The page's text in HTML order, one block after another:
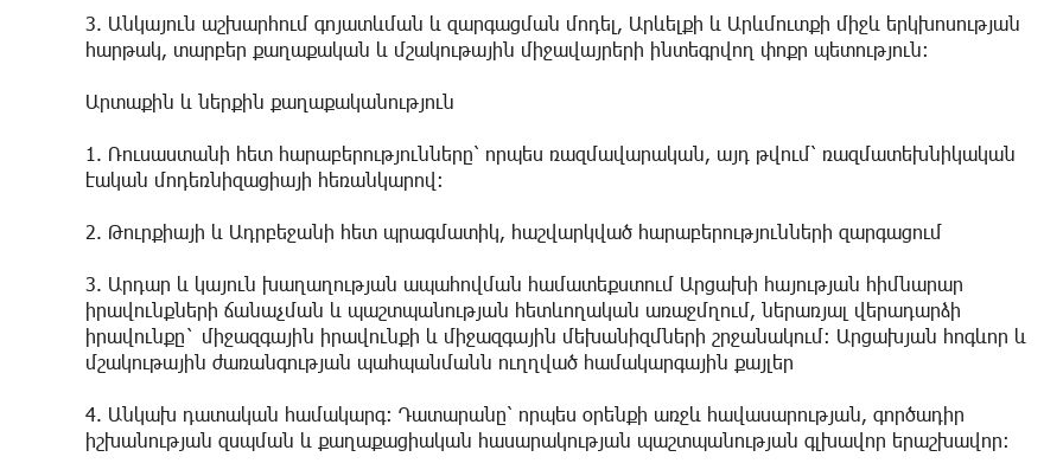
3. Անկայուն աշխարհում գոյատևման և զարգացման մոդել, Արևելքի և Արևմուտքի միջև երկխոսության
հարթակ, տարբեր քաղաքական և մշակութային միջավայրերի ինտեգրվող փոքր պետություն։
Արտաքին և ներքին քաղաքականություն
1. Ռուսաստանի հետ հարաբերությունները՝ որպես ռազմավարական, այդ թվում՝ ռազմատեխնիկական
էական մոդեռնիզացիայի հեռանկարով։
2. Թուրքիայի և Ադրբեջանի հետ պրագմատիկ, հաշվարկված հարաբերությունների զարգացում
3. Արդար և կայուն խաղաղության ապահովման համատեքստում Արցախի հայության հիմնարար
իրավունքների ճանաչման և պաշտպանության հետևողական առաջմղում, ներառյալ վերադարձի
իրավունքը` միջազգային իրավունքի և միջազգային մեխանիզմների շրջանակում։ Արցախյան հոգևոր և
մշակութային ժառանգության պահպանմանն ուղղված համակարգային քայլեր
4. Անկախ դատական համակարգ։ Դատարանը՝ որպես օրենքի առջև հավասարության, գործադիր
իշխանության զսպման և քաղաքացիական հասարակության պաշտպանության գլխավոր երաշխավոր։